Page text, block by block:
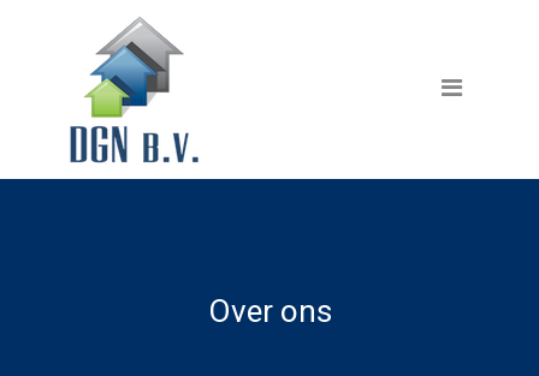
Diensten
Dakbekleding
Over ons